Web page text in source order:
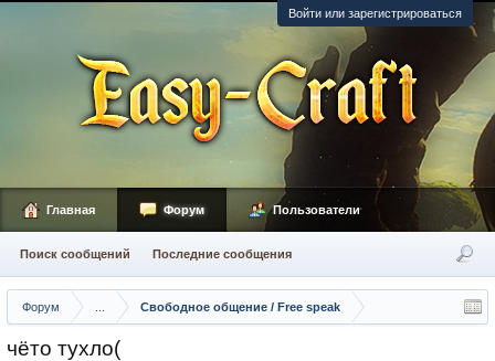
Войти или зарегистрироваться
Форум Свободное общение / Free speak
чёто тухло(
Главная Форум
Поиск сообщений Последние сообщения
Пользователи